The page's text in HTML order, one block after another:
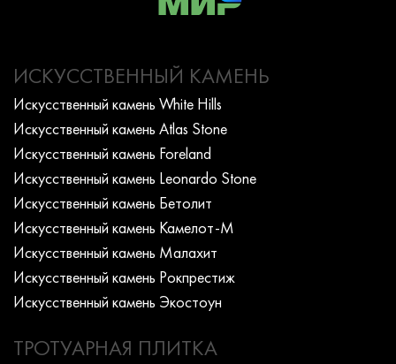
ИСКУССТВЕННЫЙ КАМЕНЬ
Искусcтвенный камень White Hills
Искусcтвенный камень Atlas Stone
Искусcтвенный камень Foreland
Искусcтвенный камень Leonardo Stone
Искусcтвенный камень Бетолит
Искусcтвенный камень Камелот-М
Искусcтвенный камень Малахит
Искусcтвенный камень Рокпрестиж
Искусcтвенный камень Экостоун
ТРОТУАРНАЯ ПЛИТКА